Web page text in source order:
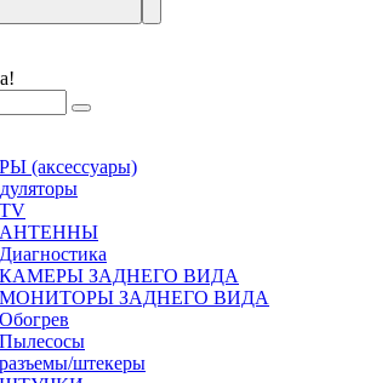
(аксессуары)
ЗАДНЕГО ВИДА
ЗАДНЕГО ВИДА
штекеры